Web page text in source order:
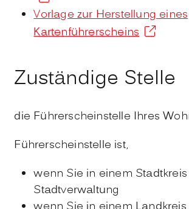
Vorlage zur Herstellung eines
Kartenführerscheins
Zuständige Stelle
die Führerscheinstelle Ihres
Führerscheinstelle ist,
wenn Sie in einem
Stadtverwaltung